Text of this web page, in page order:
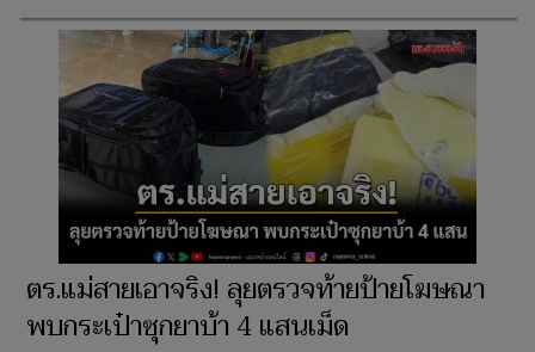
ตร.แม่สายเอาจริง! ลุยตรวจท้ายป้ายโฆษณา
พบกระเป๋าซุกยาบ้า 4 แสนเม็ด